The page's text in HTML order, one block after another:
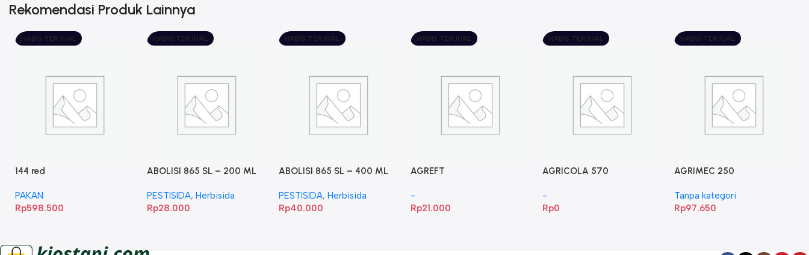
Rekomendasi Produk Lainnya
HABIS TERJUAL
144 red
PAKAN
Rp598.500
HABIS TERJUAL
ABOLISI 865 SL – 200 ML
PESTISIDA, Herbisida
Rp28.000
HABIS TERJUAL
ABOLISI 865 SL – 400 ML
PESTISIDA, Herbisida
Rp40.000
HABIS TERJUAL
AGREFT
-
Rp21.000
HABIS TERJUAL
AGRICOLA 570
-
Rp0
HABIS TERJUAL
AGRIMEC 250
Tanpa kategori
Rp97.650